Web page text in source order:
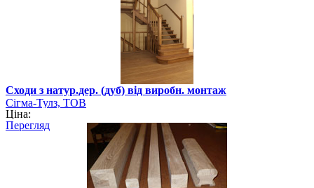
Сходи з натур.дер. (дуб) від виробн. монтаж
Сігма-Тулз, ТОВ
Ціна:
Перегляд